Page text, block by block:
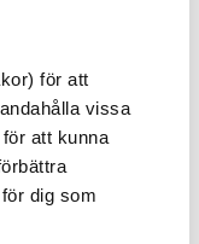
för att
vissa
att kunna
dig som
göra en
en
skriver under